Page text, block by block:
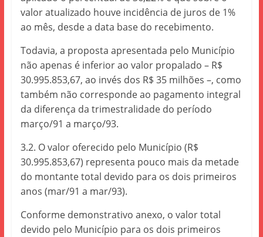
valor atualizado houve incidência de juros de 1%
ao mês, desde a data base do recebimento.
Todavia, a proposta apresentada pelo Município
não apenas é inferior ao valor propalado – R$
30.995.853,67, ao invés dos R$ 35 milhões –, como
também não corresponde ao pagamento integral
da diferença da trimestralidade do período
março/91 a março/93.
3.2. O valor oferecido pelo Município (R$
30.995.853,67) representa pouco mais da metade
do montante total devido para os dois primeiros
anos (mar/91 a mar/93).
Conforme demonstrativo anexo, o valor total
devido pelo Município para os dois primeiros